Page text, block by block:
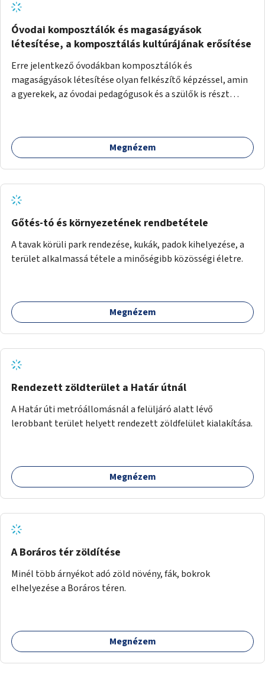
Óvodai komposztálók és magaságyások
létesítése, a komposztálás kultúrájának erősítése
Erre jelentkező óvodákban komposztálók és
magaságyások létesítése olyan felkészítő képzéssel, amin
a gyerekek, az óvodai pedagógusok és a szülők is részt
Megnézem
Gőtés-tó és környezetének rendbetétele
A tavak körüli park rendezése, kukák, padok kihelyezése, a
terület alkalmassá tétele a minőségibb közösségi életre.
Megnézem
Rendezett zöldterület a Határ útnál
A Határ úti metróállomásnál a felüljáró alatt lévő
lerobbant terület helyett rendezett zöldfelület kialakítása.
Megnézem
A Boráros tér zöldítése
Minél több árnyékot adó zöld növény, fák, bokrok
elhelyezése a Boráros téren.
Megnézem